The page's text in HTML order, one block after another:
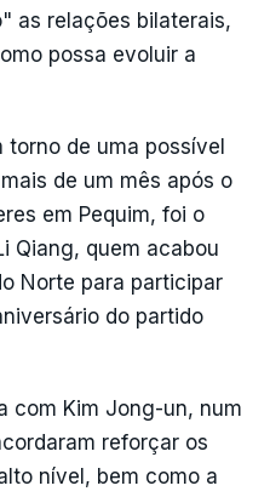
as relações bilaterais,
possa evoluir a
de uma possível
de um mês após o
em Pequim, foi o
Qiang, quem acabou
Norte para participar
do partido
com Kim Jong-un, num
reforçar os
nível, bem como a